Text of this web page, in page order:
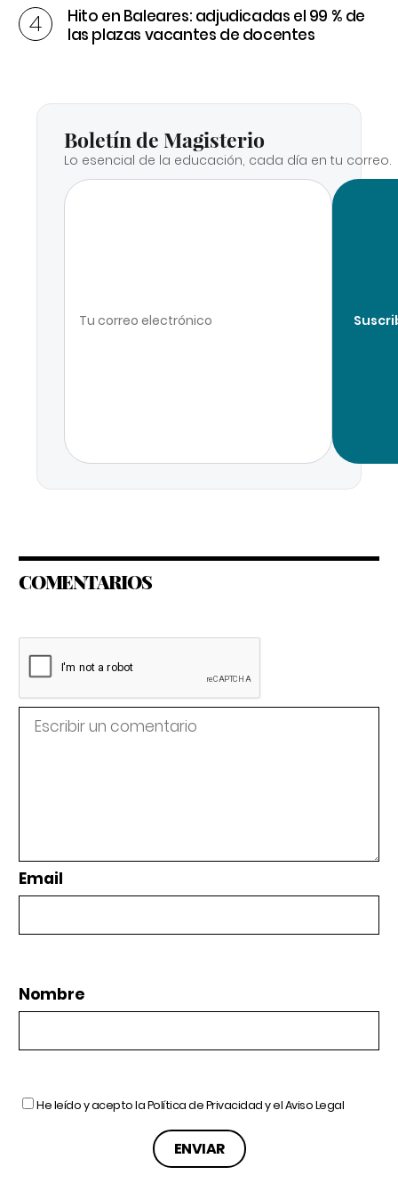
Hito en Baleares: adjudicadas el 99 % de
las plazas vacantes de docentes
Boletín de Magisterio
Lo esencial de la educación, cada día en tu correo.
COMENTARIOS
Email
Nombre
He leído y acepto laPolítica de Privacidady elAviso Legal